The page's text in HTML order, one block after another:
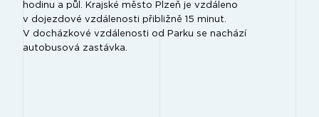
hodinu a půl. Krajské město Plzeň je vzdáleno
v dojezdové vzdálenosti přibližně 15 minut.
V docházkové vzdálenosti od Parku se nachází
autobusová zastávka.